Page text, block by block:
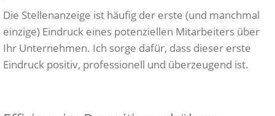
Die Stellenanzeige ist häufig der erste (und manchmal
einzige) Eindruck eines potenziellen Mitarbeiters über
Ihr Unternehmen. Ich sorge dafür, dass dieser erste
Eindruck positiv, professionell und überzeugend ist.